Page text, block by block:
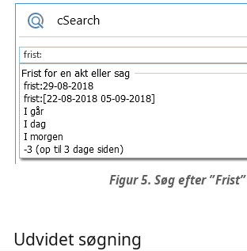
Figur 5. Søg efter ”Frist”
Udvidet søgning